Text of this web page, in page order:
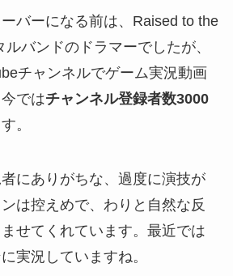
バーになる前は、Raised to the
バンドのドラマーでしたが、
チャンネルでゲーム実況動画
ではチャンネル登録者数3000
。
にありがちな、過度に演技が
は控えめで、わりと自然な反
せてくれています。最近では
実況していますね。